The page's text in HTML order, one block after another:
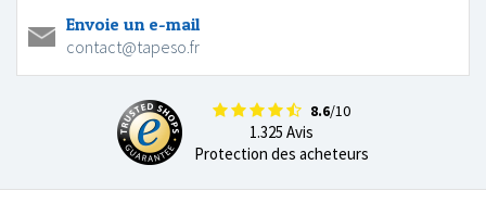
Envoie un e-mail
contact@tapeso.fr
8.6/10
1.325 Avis
Protection des acheteurs